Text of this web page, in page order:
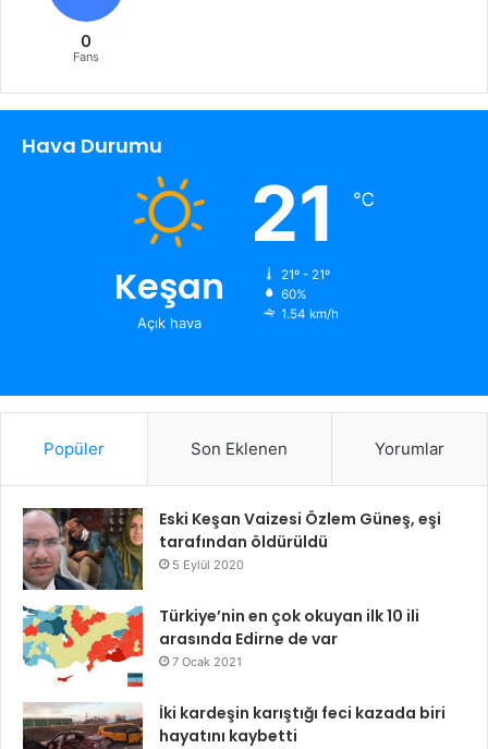
0
Fans
Hava Durumu
Keşan
Açık hava
21 ℃
21º - 21º
60%
1.54 km/h
Popüler Son Eklenen Yorumlar
Eski Keşan Vaizesi Özlem Güneş, eşi
tarafından öldürüldü
5 Eylül 2020
Türkiye’nin en çok okuyan ilk 10 ili
arasında Edirne de var
7 Ocak 2021
İki kardeşin karıştığı feci kazada biri
hayatını kaybetti